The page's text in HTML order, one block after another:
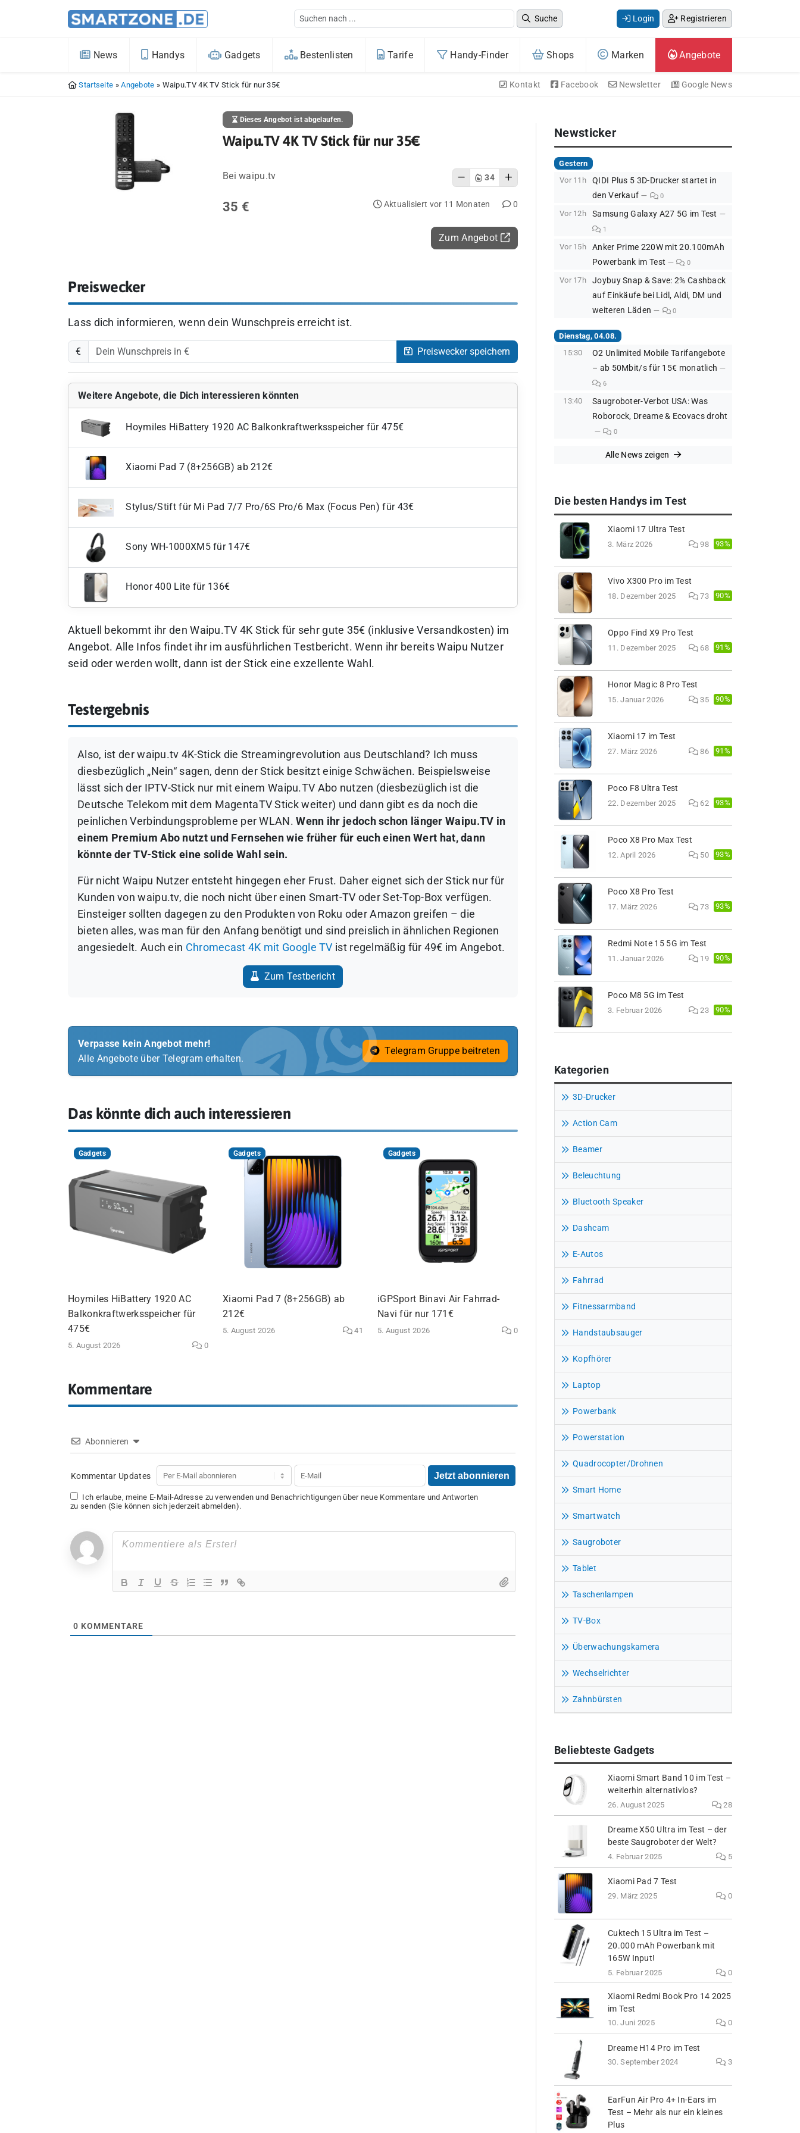
Suche Login Registrieren
News Handys Gadgets Bestenlisten Tarife Handy-Finder Shops Marken Angebote
Startseite »Angebote » Waipu.TV 4K TV Stick für nur 35€ Kontakt Facebook Newsletter Google News
Dieses Angebot ist abgelaufen.
Waipu.TV 4K TV Stick für nur 35€
Bei waipu.tv 34
35 € Aktualisiert vor 11 Monaten 0
Zum Angebot
Preiswecker
Lass dich informieren, wenn dein Wunschpreis erreicht ist.
€ Preiswecker speichern
Weitere Angebote, die Dich interessieren könnten
Hoymiles HiBattery 1920 AC Balkonkraftwerksspeicher für 475€
Xiaomi Pad 7 (8+256GB) ab 212€
Stylus/Stift für Mi Pad 7/7 Pro/6S Pro/6 Max (Focus Pen) für 43€
Sony WH-1000XM5 für 147€
Honor 400 Lite für 136€
Aktuell bekommt ihr den Waipu.TV 4K Stick für sehr gute 35€ (inklusive Versandkosten) im
Angebot. Alle Infos findet ihr im ausführlichen Testbericht. Wenn ihr bereits Waipu Nutzer
seid oder werden wollt, dann ist der Stick eine exzellente Wahl.
Testergebnis
Also, ist der waipu.tv 4K-Stick die Streamingrevolution aus Deutschland? Ich muss
diesbezüglich „Nein“ sagen, denn der Stick besitzt einige Schwächen. Beispielsweise
lässt sich der IPTV-Stick nur mit einem Waipu.TV Abo nutzen (diesbezüglich ist die
Deutsche Telekom mit dem MagentaTV Stick weiter) und dann gibt es da noch die
peinlichen Verbindungsprobleme per WLAN.Wenn ihr jedoch schon länger Waipu.TV in
einem Premium Abo nutzt und Fernsehen wie früher für euch einen Wert hat, dann
könnte der TV-Stick eine solide Wahl sein.
Für nicht Waipu Nutzer entsteht hingegen eher Frust. Daher eignet sich der Stick nur für
Kunden von waipu.tv, die noch nicht über einen Smart-TV oder Set-Top-Box verfügen.
Einsteiger sollten dagegen zu den Produkten von Roku oder Amazon greifen – die
bieten alles, was man für den Anfang benötigt und sind preislich in ähnlichen Regionen
angesiedelt. Auch ein Chromecast 4K mit Google TV ist regelmäßig für 49€ im Angebot.
Zum Testbericht
Verpasse kein Angebot mehr!
Alle Angebote über Telegram erhalten.
Telegram Gruppe beitreten
Das könnte dich auch interessieren
Gadgets
Hoymiles HiBattery 1920 AC
Balkonkraftwerksspeicher für
475€
5. August 2026 0
Gadgets
Xiaomi Pad 7 (8+256GB) ab
212€
5. August 2026 41
Gadgets
iGPSport Binavi Air Fahrrad-
Navi für nur 171€
5. August 2026 0
Kommentare
Abonnieren
Kommentar Updates
Ich erlaube, meine E-Mail-Adresse zu verwenden und Benachrichtigungen über neue Kommentare und Antworten
zu senden (Sie können sich jederzeit abmelden).
0 KOMMENTARE
Newsticker
Gestern
Vor 11h
QIDI Plus 5 3D-Drucker startet in
den Verkauf
0
Vor 12h Samsung Galaxy A27 5G im Test
1
Vor 15h
Anker Prime 220W mit 20.100mAh
Powerbank im Test
0
Vor 17h
Joybuy Snap & Save: 2% Cashback
auf Einkäufe bei Lidl, Aldi, DM und
weiteren Läden
0
Dienstag, 04.08.
15:30
O2 Unlimited Mobile Tarifangebote
– ab 50Mbit/s für 15€ monatlich
6
13:40
Saugroboter-Verbot USA: Was
Roborock, Dreame & Ecovacs droht
0
Alle News zeigen
Die besten Handys im Test
Xiaomi 17 Ultra Test
3. März 2026 98 93%
Vivo X300 Pro im Test
18. Dezember 2025 73 90%
Oppo Find X9 Pro Test
11. Dezember 2025 68 91%
Honor Magic 8 Pro Test
15. Januar 2026 35 90%
Xiaomi 17 im Test
27. März 2026 86 91%
Poco F8 Ultra Test
22. Dezember 2025 62 93%
Poco X8 Pro Max Test
12. April 2026 50 93%
Poco X8 Pro Test
17. März 2026 73 93%
Redmi Note 15 5G im Test
11. Januar 2026 19 90%
Poco M8 5G im Test
3. Februar 2026 23 90%
Kategorien
3D-Drucker
Action Cam
Beamer
Beleuchtung
Bluetooth Speaker
Dashcam
E-Autos
Fahrrad
Fitnessarmband
Handstaubsauger
Kopfhörer
Laptop
Powerbank
Powerstation
Quadrocopter/Drohnen
Smart Home
Smartwatch
Saugroboter
Tablet
Taschenlampen
TV-Box
Überwachungskamera
Wechselrichter
Zahnbürsten
Beliebteste Gadgets
Xiaomi Smart Band 10 im Test –
weiterhin alternativlos?
26. August 2025 28
Dreame X50 Ultra im Test – der
beste Saugroboter der Welt?
4. Februar 2025 5
Xiaomi Pad 7 Test
29. März 2025 0
Cuktech 15 Ultra im Test –
20.000 mAh Powerbank mit
165W Input!
5. Februar 2025 0
Xiaomi Redmi Book Pro 14 2025
im Test
10. Juni 2025 0
Dreame H14 Pro im Test
30. September 2024 3
EarFun Air Pro 4+ In-Ears im
Test – Mehr als nur ein kleines
Plus